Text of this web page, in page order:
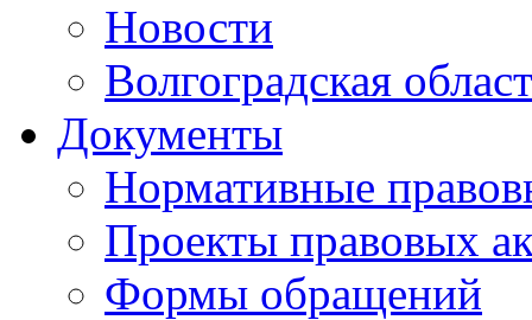
Новости
Волгоградская
Документы
Нормативные
Проекты правовых
Формы обращений